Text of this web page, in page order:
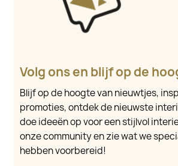
Volg ons en blijf op de
Blijf op de hoogte van nieuwtjes,
promoties, ontdek de nieuwste
doe ideeën op voor een stijlvol
onze community en zie wat we
hebben voorbereid!